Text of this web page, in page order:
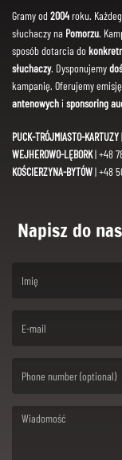
Gramy od 2004roku.
słuchaczy na Pomorzu.
sposób dotarcia do
słuchaczy. Dysponujemy
kampanię. Oferujemy emisję
antenowychi sponsoring
PUCK-TRÓJMIASTO-KARTUZY
WEJHEROWO-LĘBORK| +48
KOŚCIERZYNA-BYTÓW| +48
Napisz do nas